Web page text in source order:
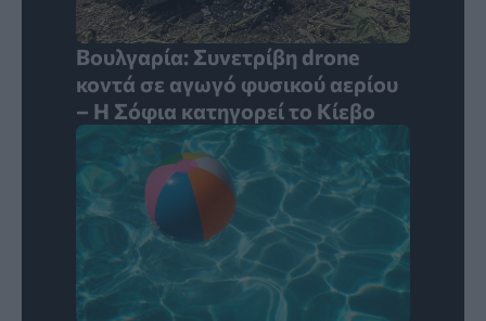
Βουλγαρία: Συνετρίβη drone
κοντά σε αγωγό φυσικού αερίου
– Η Σόφια κατηγορεί το Κίεβο